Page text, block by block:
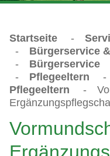
Startseite -
-
Bürgerservice
-
Bürgerservice
-
Pflegeeltern -
Pflegeeltern
-